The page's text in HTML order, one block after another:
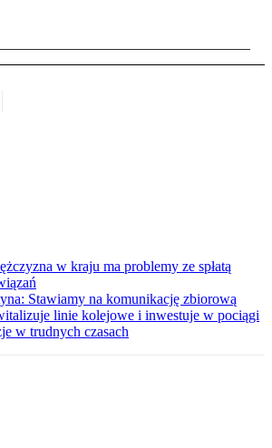
w kraju ma problemy ze spłatą
Stawiamy na komunikację zbiorową
linie kolejowe i inwestuje w pociągi
w trudnych czasach